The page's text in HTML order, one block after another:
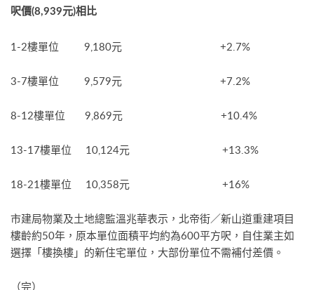
呎價(8,939元)相比
1-2樓單位 9,180元 +2.7%
3-7樓單位 9,579元 +7.2%
8-12樓單位 9,869元 +10.4%
13-17樓單位 10,124元 +13.3%
18-21樓單位 10,358元 +16%
市建局物業及土地總監溫兆華表示，北帝街／新山道重建項目
樓齡約50年，原本單位面積平均約為600平方呎，自住業主如
選擇「樓換樓」的新住宅單位，大部份單位不需補付差價。
（完）